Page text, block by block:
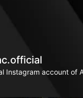
Instagram account of